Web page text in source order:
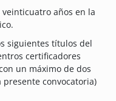
años en la
siguientes títulos del
certificadores
un máximo de dos
convocatoria)